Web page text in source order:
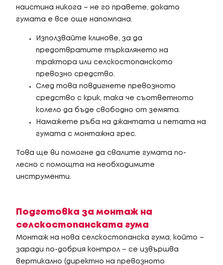
наистина никога – не го правете, докато
гумата е все още напомпана.
Използвайте клинове, за да
предотвратите търкалянето на
трактора или селскостопанското
превозно средство.
След това повдигнете превозното
средство с крик, така че съответното
колело да бъде свободно от земята.
Намажете ръба на джантата и петата на
гумата с монтажна грес.
Това ще ви помогне да свалите гумата по-
лесно с помощта на необходимите
инструменти.
Подготовка за монтаж на
селскостопанската гума
Монтаж на нова селскостопанска гума, който –
заради по-добрия контрол – се извършва
вертикално (директно на превозното